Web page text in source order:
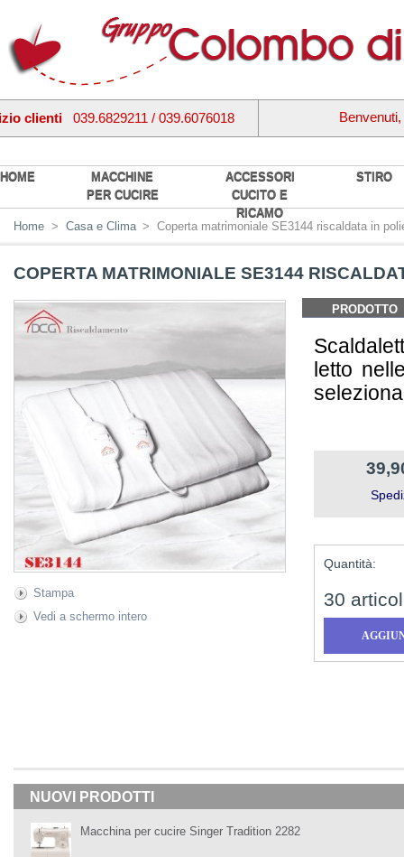
HOME
MACCHINE
PER CUCIRE
ACCESSORI
CUCITO E
RICAMO
STIRO
clienti 039.6829211 / 039.6076018 Benvenuti,
Home > Casa e Clima > Coperta matrimoniale SE3144 riscaldata in
COPERTA MATRIMONIALE SE3144
Stampa
Vedi a schermo intero
PRODOTTO
letto
Quantità:
30
NUOVI PRODOTTI
Macchina per cucire Singer Tradition 2282